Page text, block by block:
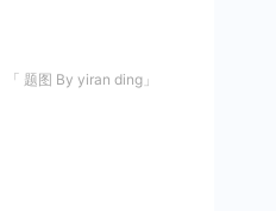
「 题图 By yiran ding」